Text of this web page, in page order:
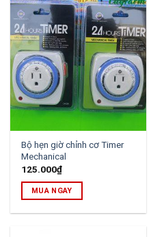
Bộ hẹn giờ chỉnh cơ Timer
Mechanical
125.000₫
MUA NGAY